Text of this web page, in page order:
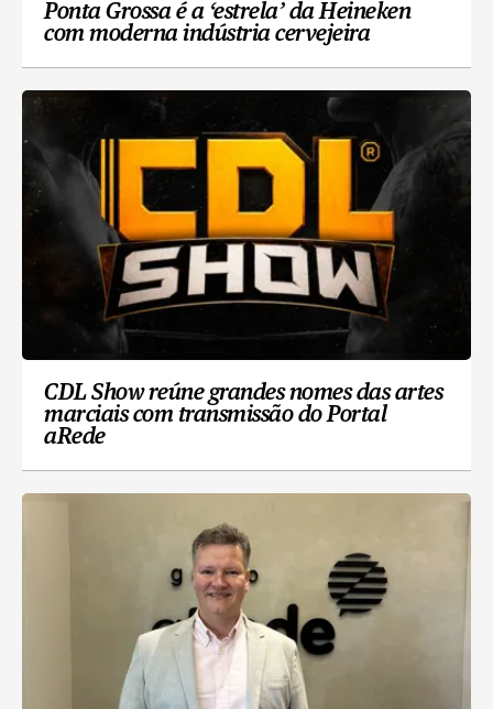
Ponta Grossa é a ‘estrela’ da Heineken
com moderna indústria cervejeira
CDL Show reúne grandes nomes das artes
marciais com transmissão do Portal
aRede